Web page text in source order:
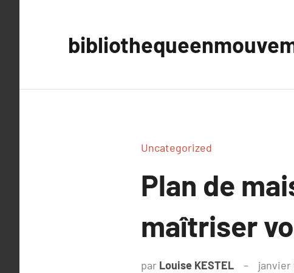
Uncategorized
Plan de
maîtriser
par Louise KESTEL janvier